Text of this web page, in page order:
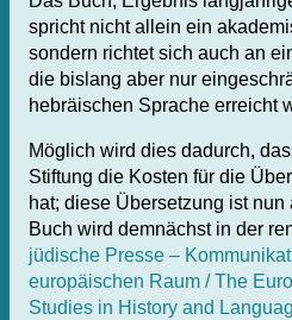
spricht nicht allein ein
sondern richtet sich auch an
die bislang aber nur
hebräischen Sprache erreicht
Möglich wird dies dadurch,
Stiftung die Kosten für die
hat; diese Übersetzung ist
Buch wird demnächst in der
jüdische Presse –
europäischen Raum / The
Studies in History and